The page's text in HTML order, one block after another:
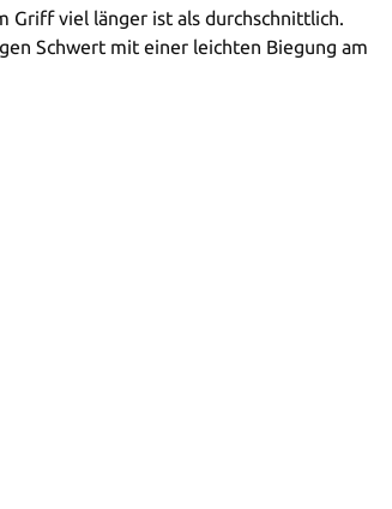
Griff viel länger ist als durchschnittlich.
Schwert mit einer leichten Biegung am